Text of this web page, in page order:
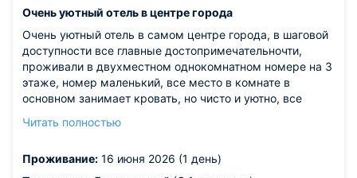
Очень уютный отель в центре города
Очень уютный отель в самом центре города, в шаговой
доступности все главные достопримечательночти,
проживали в двухместном однокомнатном номере на 3
этаже, номер маленький, все место в комнате в
основном занимает кровать, но чисто и уютно, все
телевизор. В ванной комнате все чисто и все работает,
ресторане Панорама очень вкусно и разнообразно по
Читать полностью
Проживание: 16 июня 2026 (1 день)